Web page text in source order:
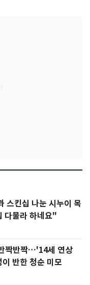
스킨십 나눈 시누이 목
다물라 하네요"
짝반짝…'14세 연상
반한 청순 미모